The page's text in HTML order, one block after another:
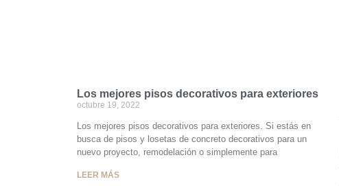
Los mejores pisos decorativos para exteriores
octubre 19, 2022
Los mejores pisos decorativos para exteriores. Si estás en
busca de pisos y losetas de concreto decorativos para un
nuevo proyecto, remodelación o simplemente para
LEER MÁS